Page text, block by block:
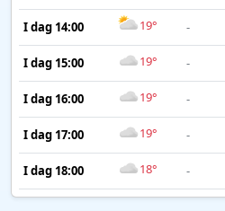
I dag 14:00 19° -
I dag 15:00 19° -
I dag 16:00 19° -
I dag 17:00 19° -
I dag 18:00 18° -